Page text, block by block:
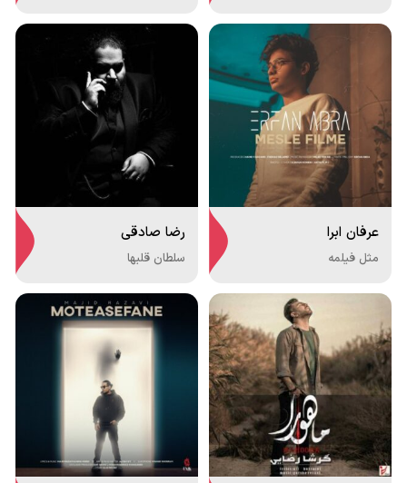
عرفان ابرا
مثل فیلمه
رضا صادقی
سلطان قلبها